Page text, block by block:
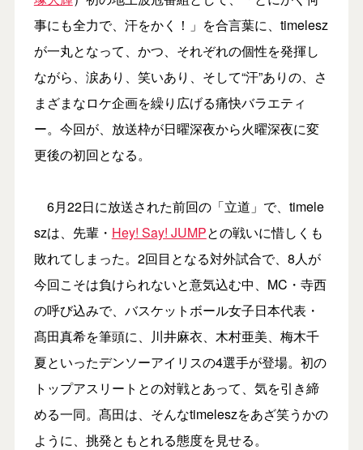
事にも全力で、汗をかく！」を合言葉に、timelesz
が一丸となって、かつ、それぞれの個性を発揮し
ながら、涙あり、笑いあり、そして“汗”ありの、さ
まざまなロケ企画を繰り広げる痛快バラエティ
ー。今回が、放送枠が日曜深夜から火曜深夜に変
更後の初回となる。
6月22日に放送された前回の「立道」で、timele
szは、先輩・ Hey! Say! JUMPとの戦いに惜しくも
敗れてしまった。2回目となる対外試合で、8人が
今回こそは負けられないと意気込む中、MC・寺西
の呼び込みで、バスケットボール女子日本代表・
髙田真希を筆頭に、川井麻衣、木村亜美、梅木千
夏といったデンソーアイリスの4選手が登場。初の
トップアスリートとの対戦とあって、気を引き締
める一同。髙田は、そんなtimeleszをあざ笑うかの
ように、挑発ともとれる態度を見せる。